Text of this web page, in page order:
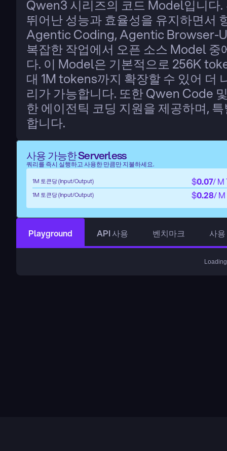
Qwen3 시리즈의 코드 Model입니다
뛰어난 성능과 효율성을 유지하면서
Agentic Coding, Agentic Browser-
복잡한 작업에서 오픈 소스 Model
다. 이 Model은 기본적으로 256K
대 1M tokens까지 확장할 수 있어 더
리가 가능합니다. 또한 Qwen Code
한 에이전틱 코딩 지원을 제공하며,
합니다.
사용 가능한 Serverless
쿼리를 즉시 실행하고 사용한 만큼만 지불하세요.
1M 토큰당 (Input/Output) $0.07/ M
1M 토큰당 (Input/Output) $0.28/
Playground API 사용 벤치마크 사